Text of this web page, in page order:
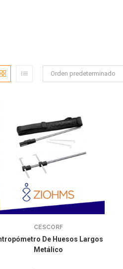
Orden predeterminado
CESCORF
De Huesos Largos
Metálico